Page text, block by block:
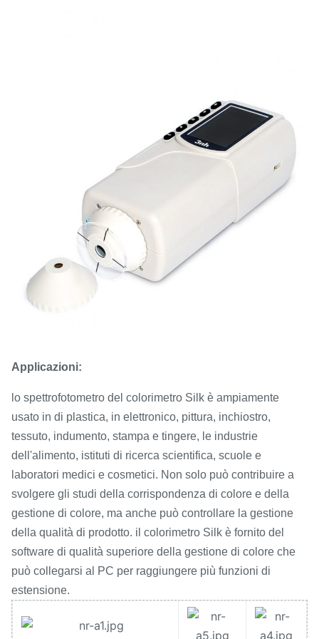
Applicazioni:
lo spettrofotometro del colorimetro Silk è ampiamente
usato in di plastica, in elettronico, pittura, inchiostro,
tessuto, indumento, stampa e tingere, le industrie
dell'alimento, istituti di ricerca scientifica, scuole e
laboratori medici e cosmetici. Non solo può contribuire a
svolgere gli studi della corrispondenza di colore e della
gestione di colore, ma anche può controllare la gestione
della qualità di prodotto. il colorimetro Silk è fornito del
software di qualità superiore della gestione di colore che
può collegarsi al PC per raggiungere più funzioni di
estensione.